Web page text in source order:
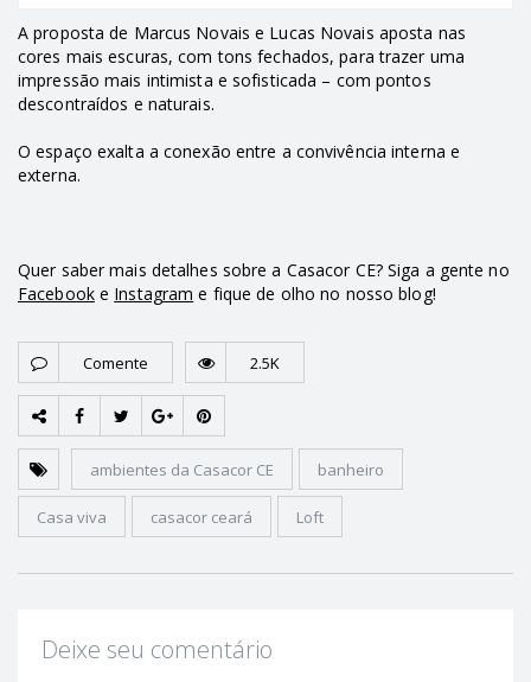
A proposta de Marcus Novais e Lucas Novais aposta nas
cores mais escuras, com tons fechados, para trazer uma
impressão mais intimista e sofisticada – com pontos
descontraídos e naturais.
O espaço exalta a conexão entre a convivência interna e
externa.
Quer saber mais detalhes sobre a Casacor CE? Siga a gente no
Facebooke Instagram e fique de olho no nosso blog!
Comente 2.5K
ambientes da Casacor CE banheiro
Casa viva casacor ceará Loft
Deixe seu comentário